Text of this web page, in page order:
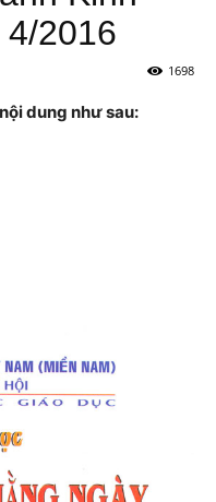
2016
1698
dung như sau: